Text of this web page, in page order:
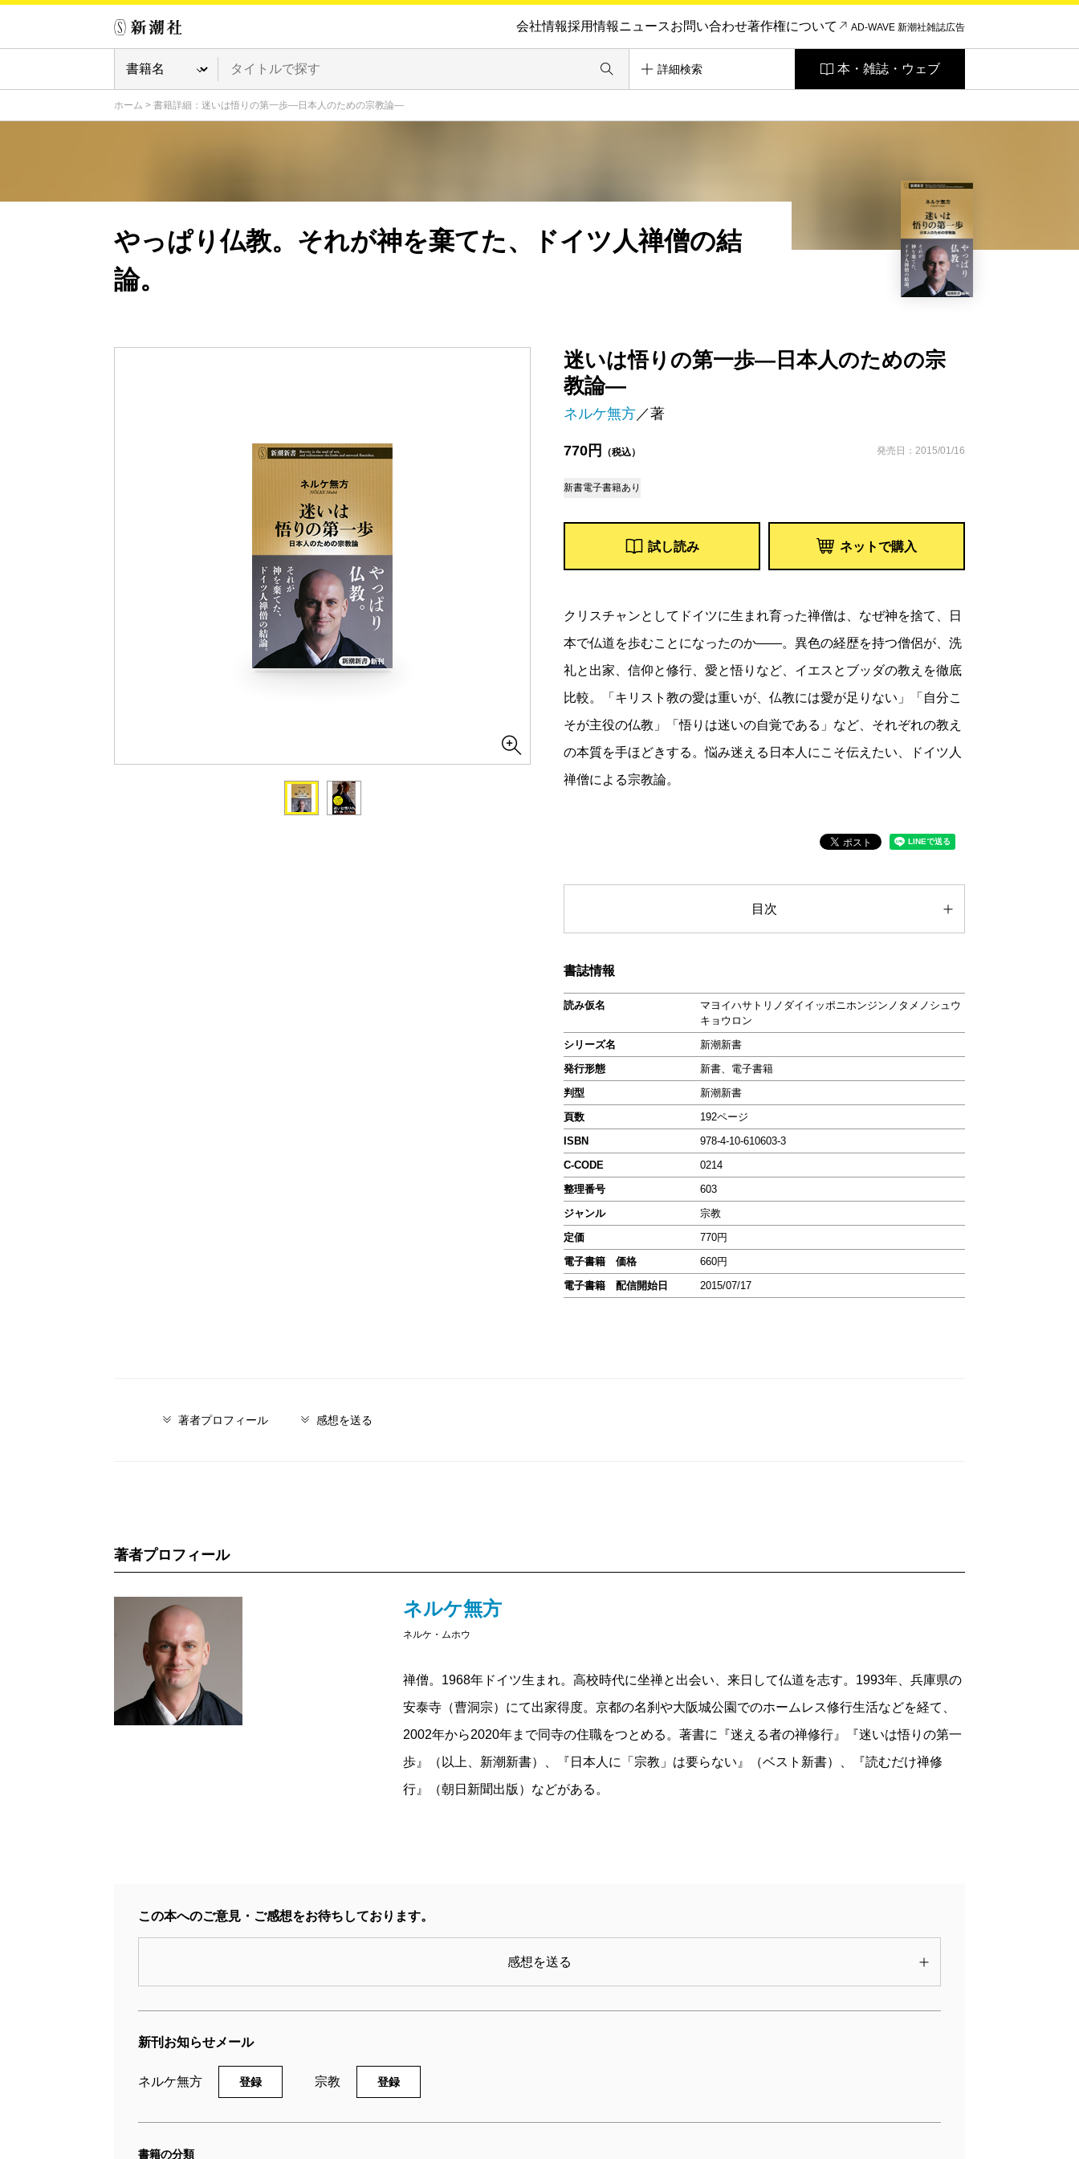
会社情報採用情報ニュースお問い合わせ著作権について AD-WAVE 新潮社雑誌広告
詳細検索 本・雑誌・ウェブ
ホーム > 書籍詳細：迷いは悟りの第一歩―日本人のための宗教論―
迷いは悟りの第一歩―日本人のための宗
教論―
ネルケ無方／著
770円 （税込） 発売日：2015/01/16
新書電子書籍あり
試し読み ネットで購入
やっぱり仏教。それが神を棄てた、ドイツ人禅僧の結
論。
クリスチャンとしてドイツに生まれ育った禅僧は、なぜ神を捨て、日
本で仏道を歩むことになったのか――。異色の経歴を持つ僧侶が、洗
礼と出家、信仰と修行、愛と悟りなど、イエスとブッダの教えを徹底
比較。「キリスト教の愛は重いが、仏教には愛が足りない」「自分こ
そが主役の仏教」「悟りは迷いの自覚である」など、それぞれの教え
の本質を手ほどきする。悩み迷える日本人にこそ伝えたい、ドイツ人
禅僧による宗教論。
目次
書誌情報
読み仮名
マヨイハサトリノダイイッポニホンジンノタメノシュウ
キョウロン
シリーズ名
新潮新書
発行形態
新書、電子書籍
判型
新潮新書
頁数
192ページ
ISBN
978-4-10-610603-3
C-CODE
0214
整理番号
603
ジャンル
宗教
定価
770円
電子書籍 価格
660円
電子書籍 配信開始日
2015/07/17
著者プロフィール 感想を送る
著者プロフィール
ネルケ無方
ネルケ・ムホウ
禅僧。1968年ドイツ生まれ。高校時代に坐禅と出会い、来日して仏道を志す。1993年、兵庫県の
安泰寺（曹洞宗）にて出家得度。京都の名刹や大阪城公園でのホームレス修行生活などを経て、
2002年から2020年まで同寺の住職をつとめる。著書に『迷える者の禅修行』『迷いは悟りの第一
歩』（以上、新潮新書）、『日本人に「宗教」は要らない』（ベスト新書）、『読むだけ禅修
行』（朝日新聞出版）などがある。
この本へのご意見・ご感想をお待ちしております。
感想を送る
新刊お知らせメール
ネルケ無方 登録 宗教 登録
書籍の分類